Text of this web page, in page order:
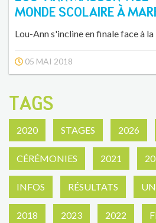
MONDE SCOLAIRE À
Lou-Ann s'incline en finale face à
05 MAI 2018
TAGS
2020 STAGES 2026
CÉRÉMONIES 2021
INFOS RÉSULTATS
2018 2023 2022